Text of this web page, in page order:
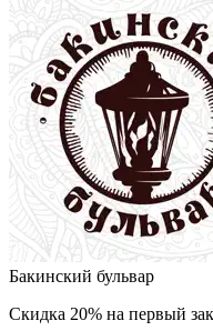
Бакинский бульвар
Скидка 20% на первый